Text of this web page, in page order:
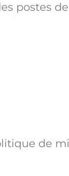
postes
de